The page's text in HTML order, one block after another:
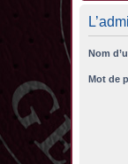
Nom
Mot de